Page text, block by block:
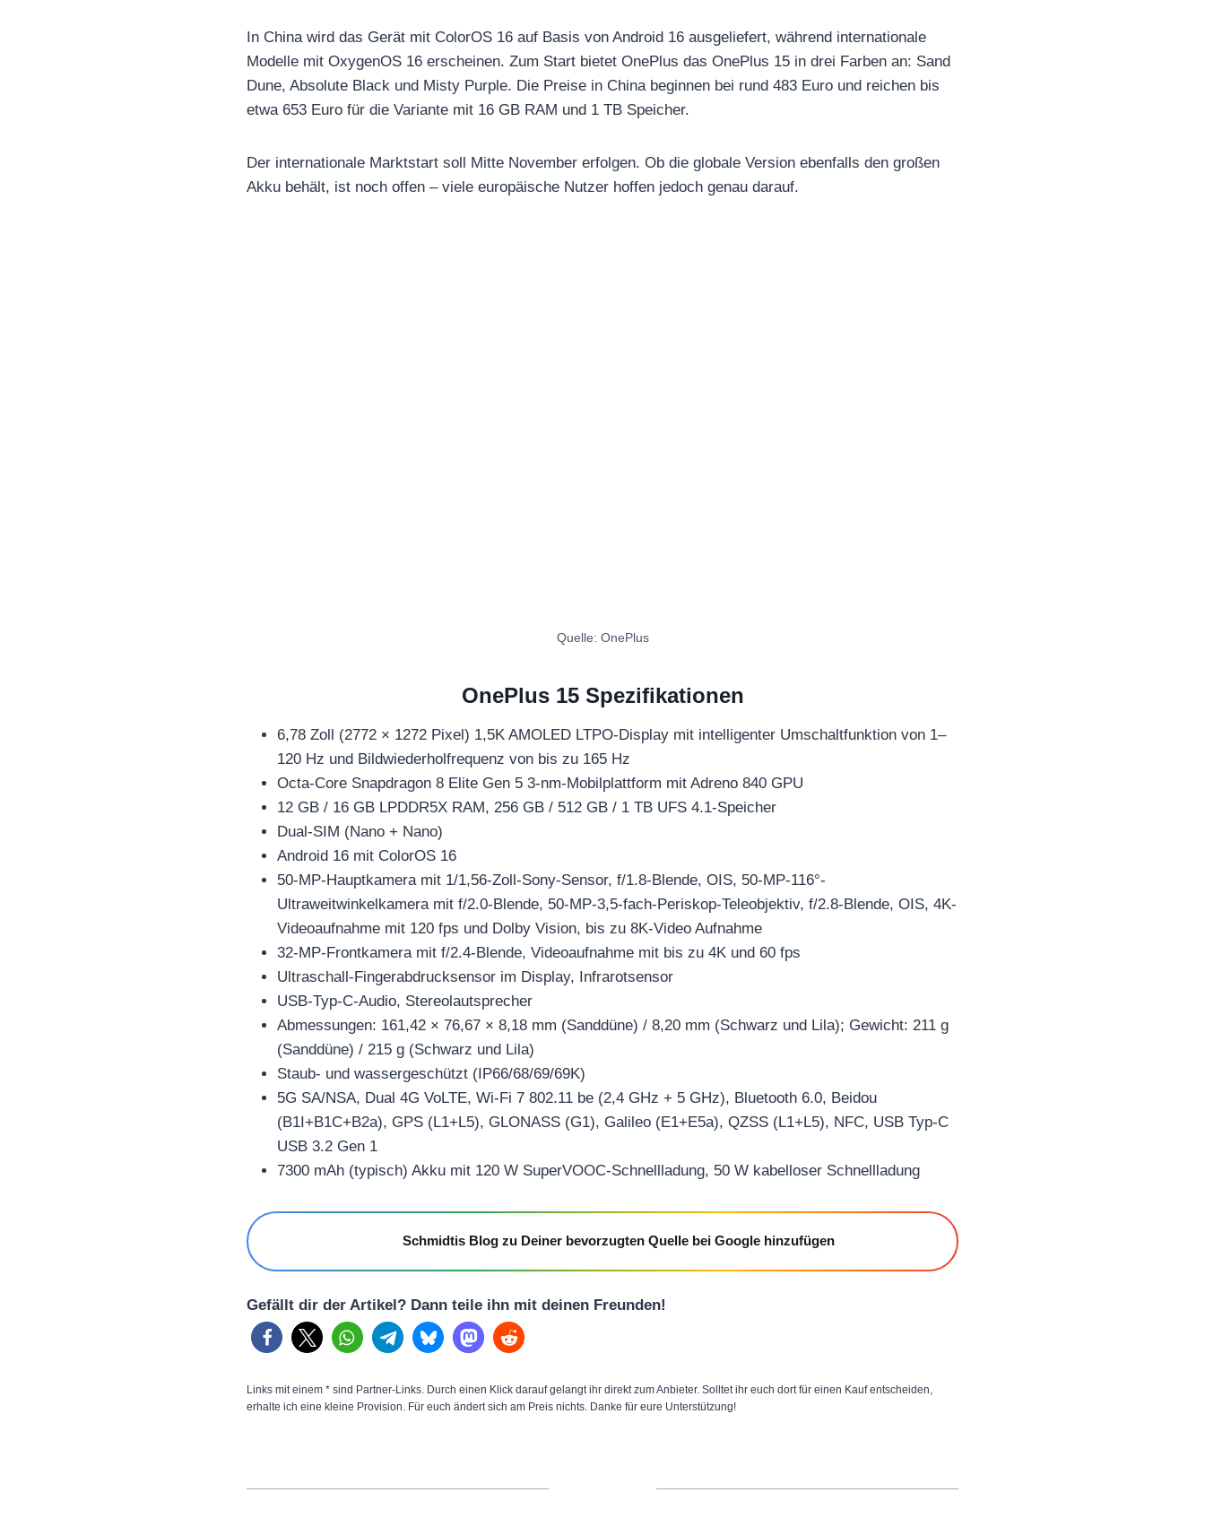
In China wird das Gerät mit ColorOS 16 auf Basis von Android 16 ausgeliefert, während internationale
Modelle mit OxygenOS 16 erscheinen. Zum Start bietet OnePlus das OnePlus 15 in drei Farben an: Sand
Dune, Absolute Black und Misty Purple. Die Preise in China beginnen bei rund 483 Euro und reichen bis
etwa 653 Euro für die Variante mit 16 GB RAM und 1 TB Speicher.
Der internationale Marktstart soll Mitte November erfolgen. Ob die globale Version ebenfalls den großen
Akku behält, ist noch offen – viele europäische Nutzer hoffen jedoch genau darauf.
Quelle: OnePlus
OnePlus 15 Spezifikationen
6,78 Zoll (2772 × 1272 Pixel) 1,5K AMOLED LTPO-Display mit intelligenter Umschaltfunktion von 1–
120 Hz und Bildwiederholfrequenz von bis zu 165 Hz
Octa-Core Snapdragon 8 Elite Gen 5 3-nm-Mobilplattform mit Adreno 840 GPU
12 GB / 16 GB LPDDR5X RAM, 256 GB / 512 GB / 1 TB UFS 4.1-Speicher
Dual-SIM (Nano + Nano)
Android 16 mit ColorOS 16
50-MP-Hauptkamera mit 1/1,56-Zoll-Sony-Sensor, f/1.8-Blende, OIS, 50-MP-116°-
Ultraweitwinkelkamera mit f/2.0-Blende, 50-MP-3,5-fach-Periskop-Teleobjektiv, f/2.8-Blende, OIS, 4K-
Videoaufnahme mit 120 fps und Dolby Vision, bis zu 8K-Video Aufnahme
32-MP-Frontkamera mit f/2.4-Blende, Videoaufnahme mit bis zu 4K und 60 fps
Ultraschall-Fingerabdrucksensor im Display, Infrarotsensor
USB-Typ-C-Audio, Stereolautsprecher
Abmessungen: 161,42 × 76,67 × 8,18 mm (Sanddüne) / 8,20 mm (Schwarz und Lila); Gewicht: 211 g
(Sanddüne) / 215 g (Schwarz und Lila)
Staub- und wassergeschützt (IP66/68/69/69K)
5G SA/NSA, Dual 4G VoLTE, Wi-Fi 7 802.11 be (2,4 GHz + 5 GHz), Bluetooth 6.0, Beidou
(B1I+B1C+B2a), GPS (L1+L5), GLONASS (G1), Galileo (E1+E5a), QZSS (L1+L5), NFC, USB Typ-C
USB 3.2 Gen 1
7300 mAh (typisch) Akku mit 120 W SuperVOOC-Schnellladung, 50 W kabelloser Schnellladung
Schmidtis Blog zu Deiner bevorzugten Quelle bei Google hinzufügen
Gefällt dir der Artikel? Dann teile ihn mit deinen Freunden!
Links mit einem * sind Partner-Links. Durch einen Klick darauf gelangt ihr direkt zum Anbieter. Solltet ihr euch dort für einen Kauf entscheiden,
erhalte ich eine kleine Provision. Für euch ändert sich am Preis nichts. Danke für eure Unterstützung!